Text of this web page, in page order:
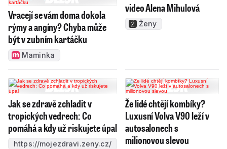
Vracejí se vám doma dokola
rýmy a angíny? Chyba může
být v zubním kartáčku
Maminka
video Alena Mihulová
Ženy
Jak se zdravě zchladit v
tropických vedrech: Co
pomáhá a kdy už riskujete úpal
https://mojezdravi.zeny.cz/
Že lidé chtějí kombíky?
Luxusní Volva V90 leží v
autosalonech s
milionovou slevou